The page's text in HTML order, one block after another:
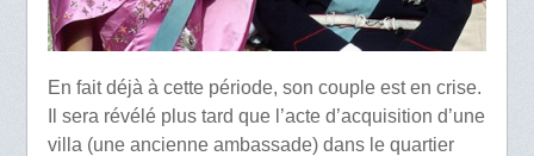
En fait déjà à cette période, son couple est en crise.
Il sera révélé plus tard que l’acte d’acquisition d’une
villa (une ancienne ambassade) dans le quartier